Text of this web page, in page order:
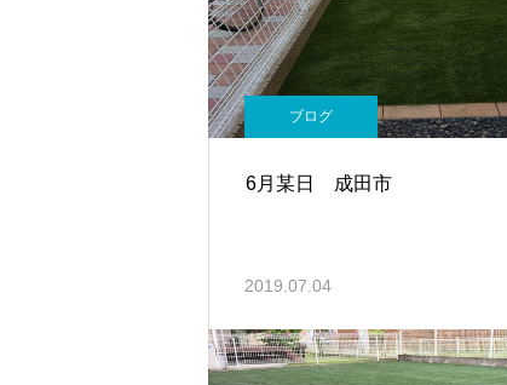
ブログ
6月某日 成田市
2019.07.04